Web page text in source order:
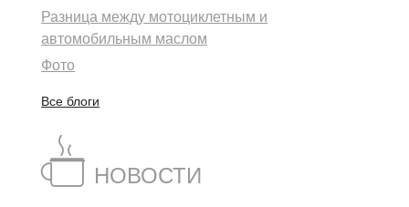
Разница между мотоциклетным и
автомобильным маслом
Фото
Все блоги
НОВОСТИ